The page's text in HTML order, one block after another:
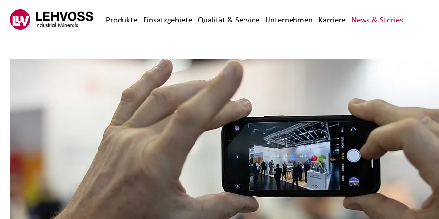
Produkte Einsatzgebiete Qualität & Service Unternehmen Karriere News & Stories